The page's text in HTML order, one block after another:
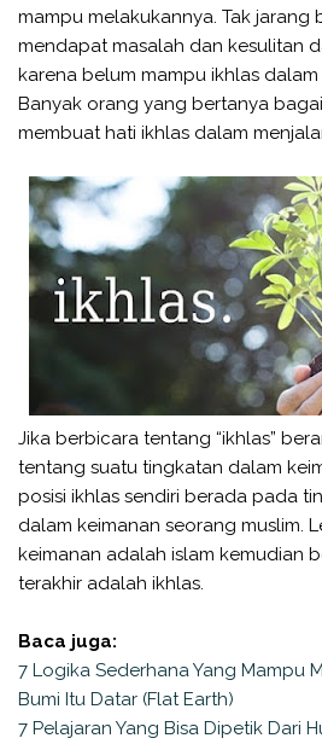
mampu melakukannya. Tak
mendapat masalah dan kesulitan
karena belum mampu ikhlas
Banyak orang yang bertanya
membuat hati ikhlas dalam
Jika berbicara tentang “ikhlas”
tentang suatu tingkatan dalam
posisi ikhlas sendiri berada pada
dalam keimanan seorang muslim.
keimanan adalah islam kemudian
terakhir adalah ikhlas.
Baca juga:
7 Logika Sederhana Yang Mampu
Bumi Itu Datar (Flat Earth)
7 Pelajaran Yang Bisa Dipetik Dari